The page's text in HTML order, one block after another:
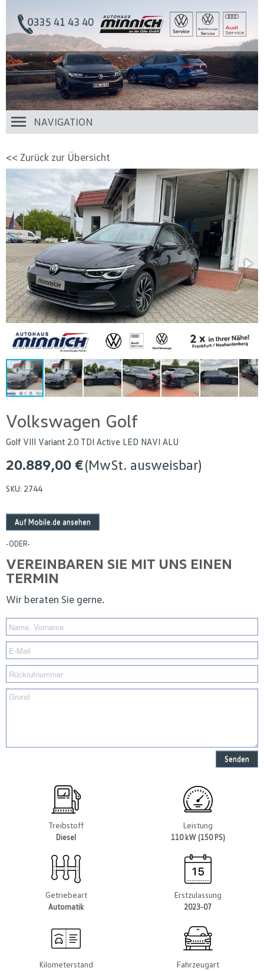
NAVIGATION
<< Zurück zur Übersicht
Volkswagen Golf
Golf VIII Variant 2.0 TDI Active LED NAVI ALU
20.889,00 €(MwSt. ausweisbar)
SKU: 2744
Auf Mobile.de ansehen
-ODER-
VEREINBAREN SIE MIT UNS EINEN
TERMIN
Wir beraten Sie gerne.
Senden
Treibstoff
Diesel
Leistung
110 kW (150 PS)
Getriebeart
Automatik
Erstzulassung
2023-07
Kilometerstand Fahrzeugart